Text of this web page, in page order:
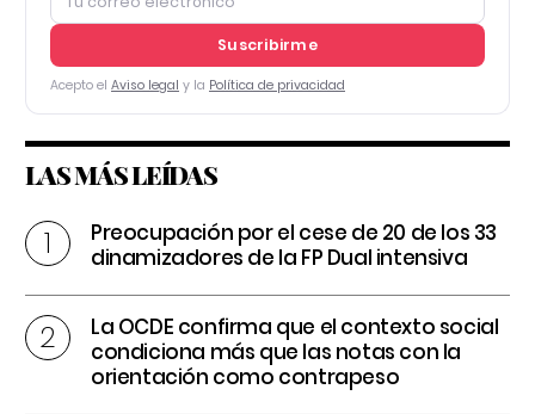
Suscribirme
Acepto el Aviso legal y la Política de privacidad
LAS MÁS LEÍDAS
Preocupación por el cese de 20 de los 33
dinamizadores de la FP Dual intensiva
La OCDE confirma que el contexto social
condiciona más que las notas con la
orientación como contrapeso